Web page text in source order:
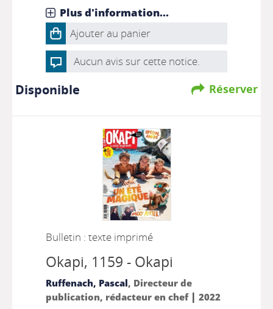
Plus d'information...
Ajouter au panier
Aucun avis sur cette notice.
Réserver
Disponible
Bulletin : texte imprimé
Okapi, 1159 - Okapi
Ruffenach, Pascal, Directeur de
publication, rédacteur en chef | 2022